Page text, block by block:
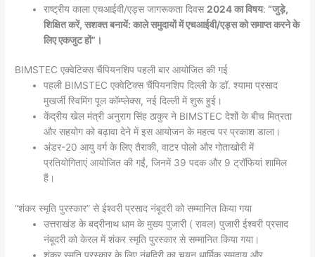
राष्ट्रीय काला एचआईवी/एड्स जागरूकता दिवस 2024 का विषय: “जुड़े,
शिक्षित करें, सशक्त बनायें: काले समुदायों में एचआईवी/एड्स को समाप्त करने के
लिए एकजुट हों”।
BIMSTEC एक्वेटिक्स चैंपियनशिप पहली बार आयोजित की गई
पहली BIMSTEC एक्वेटिक्स चैंपियनशिप दिल्ली के डॉ. श्यामा प्रसाद
मुखर्जी स्विमिंग पूल कॉम्प्लेक्स, नई दिल्ली में शुरू हुई।
केंद्रीय खेल मंत्री अनुराग सिंह ठाकुर ने BIMSTEC देशों के बीच मित्रता
और सहयोग को बढ़ावा देने में इस आयोजन के महत्व पर प्रकाश डाला।
अंडर-20 आयु वर्ग के लिए तैराकी, वाटर पोलो और गोताखोरी में
प्रतियोगिताएं आयोजित की गईं, जिनमें 39 पदक और 9 ट्रॉफियां शामिल
हैं।
“शंकर स्मृति पुरस्कार” से ईश्वरी प्रसाद नंबूदरी को सम्मानित किया गया
उत्तराखंड के बद्रीनाथ धाम के मुख्य पुजारी ( रावल) पुजारी ईश्वरी प्रसाद
नंबूदरी को केरल में शंकर स्मृति पुरस्कार से सम्मानित किया गया।
शंकर स्मृति पुरस्कार के लिए नंबूदिरी का चयन धार्मिक समुदाय और